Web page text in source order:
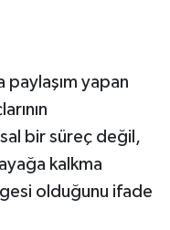
paylaşım yapan
bir süreç değil,
kalkma
olduğunu ifade